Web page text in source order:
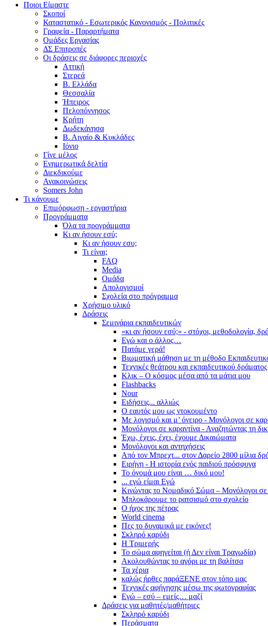
Ποιοι Είμαστε
Σκοποί
Καταστατικό - Εσωτερικός Κανονισμός - Πολιτικές
Γραφεία - Παραρτήματα
Ομάδες Εργασίας
ΔΣ Επιτροπές
Οι δράσεις σε διάφορες περιοχές
Αττική
Στερεά
Β. Ελλάδα
Θεσσαλία
Ήπειρος
Πελοπόννησος
Κρήτη
Δωδεκάνησα
Β. Αιγαίο & Κυκλάδες
Ιόνιο
Γίνε μέλος
Ενημερωτικά δελτία
Διεκδικούμε
Ανακοινώσεις
Somers John
Τι κάνουμε
Επιμόρφωση - εργαστήρια
Προγράμματα
Όλα τα προγράμματα
Κι αν ήσουν εσύ;
Κι αν ήσουν εσυ;
Τι είναι;
FAQ
Media
Ομάδα
Απολογισμοί
Σχολεία στο πρόγραμμα
Χρήσιμο υλικό
Δράσεις
Σεμινάρια εκπαιδευτικών
«κι αν ήσουν εσύ;» - στόχοι, μεθοδολογία,
Εγώ και ο άλλος…
Πατάμε γερά!
Βιωματική μάθηση με τη μέθοδο
Τεχνικές θεάτρου και εκπαιδευτικού
Κλικ – Ο κόσμος μέσα από τα μάτια μου
Flashbacks
Nour
Ειδήσεις... αλλιώς
Ο εαυτός μου ως ντοκουμέντο
Με λογισμό και μ’ όνειρο - Μονόλογοι σε
Μονόλογοι σε καραντίνα - Αναζητώντας τη
Έχω, έχεις, έχει, έχουμε Δικαιώματα
Μονόλογοι και αντηχήσεις
Από τον Μπρεχτ... στον Δαρείο 2800 μίλια
Ειρήνη - Η ιστορία ενός παιδιού πρόσφυγα
Το όνομά μου είναι … δικό μου!
... εγώ είμαι Εγώ
Κινώντας το Νομαδικό Σώμα – Μονόλογοι σε
Μπλοκάρουμε το ρατσισμό στο σχολείο
Ο ήχος της πέτρας
World cinema
Πες το δυναμικά με εικόνες!
Σκληρό καρύδι
Η Τριμερής
Το σώμα αφηγείται (ή Δεν είναι Τραγωδία)
Ακολουθώντας το αγόρι με τη βαλίτσα
Τα χέρια
καλώς ήρθες παράΞΕΝΕ στον τόπο μας
Τεχνικές αφήγησης μέσω της φωτογραφίας
Εγώ – εσύ – εμείς… μαζί
Δράσεις για μαθητές/μαθήτριες
Σκληρό καρύδι
Περάσματα